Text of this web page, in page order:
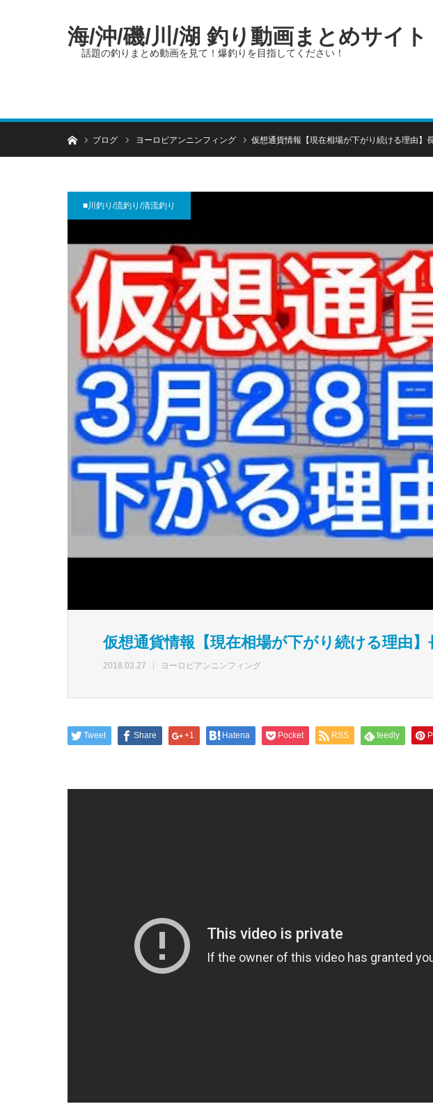
海/沖/磯/川/湖 釣り動画まとめサイト
話題の釣りまとめ動画を見て！爆釣りを目指してください！
ホームブログ ヨーロピアンニンフィング 仮想通貨情報【現在相場が下がり続ける理由】
■川釣り/流釣り/清流釣り
仮想通貨情報【現在相場が下がり続ける理由】
2018.03.27 ヨーロピアンニンフィング
Tweet Share +1 Hatena Pocket RSS feedly